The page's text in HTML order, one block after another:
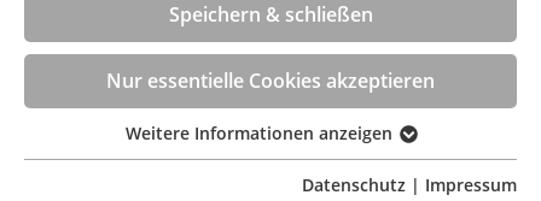
Beratungstermin jetzt online buchen!
Speichern & schließen
Nur essentielle Cookies akzeptieren
Essentiell
Essentielle Cookies werden für grundlegende
Weitere Informationen anzeigen
Datenschutz | Impressum